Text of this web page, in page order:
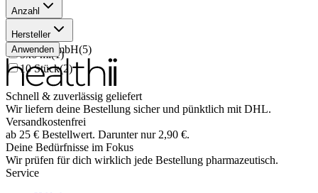
Anzahl
(1 )
10 ml(1)
5x6 ml(1)
10 Stück(2)
Hersteller
Pädia GmbH(5)
Anwenden
Schnell & zuverlässig geliefert
Wir liefern deine Bestellung sicher und pünktlich mit DHL.
Versandkostenfrei
ab 25 € Bestellwert. Darunter nur 2,90 €.
Deine Bedürfnisse im Fokus
Wir prüfen für dich wirklich jede Bestellung pharmazeutisch.
Service